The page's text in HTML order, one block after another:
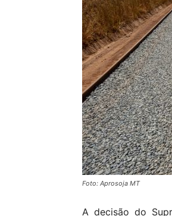
Foto: Aprosoja MT
A decisão do